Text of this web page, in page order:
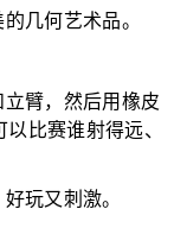
几何艺术品。
臂，然后用橡皮
比赛谁射得远、
玩又刺激。